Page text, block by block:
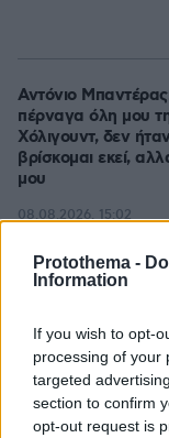
Protothema -
Information
If you wish to opt-
processing of your
targeted
section to confirm
opt-out request is
Αντόνιο
πέρναγα όλη μου
Χόλιγουντ, δεν
βρίσκομαι εκεί,
μου
08.08.2026, 15:02
«Δεν είναι η
από εκκλησία
Ρονάλντο και
αντίδραση του
08.08.2026, 21:05